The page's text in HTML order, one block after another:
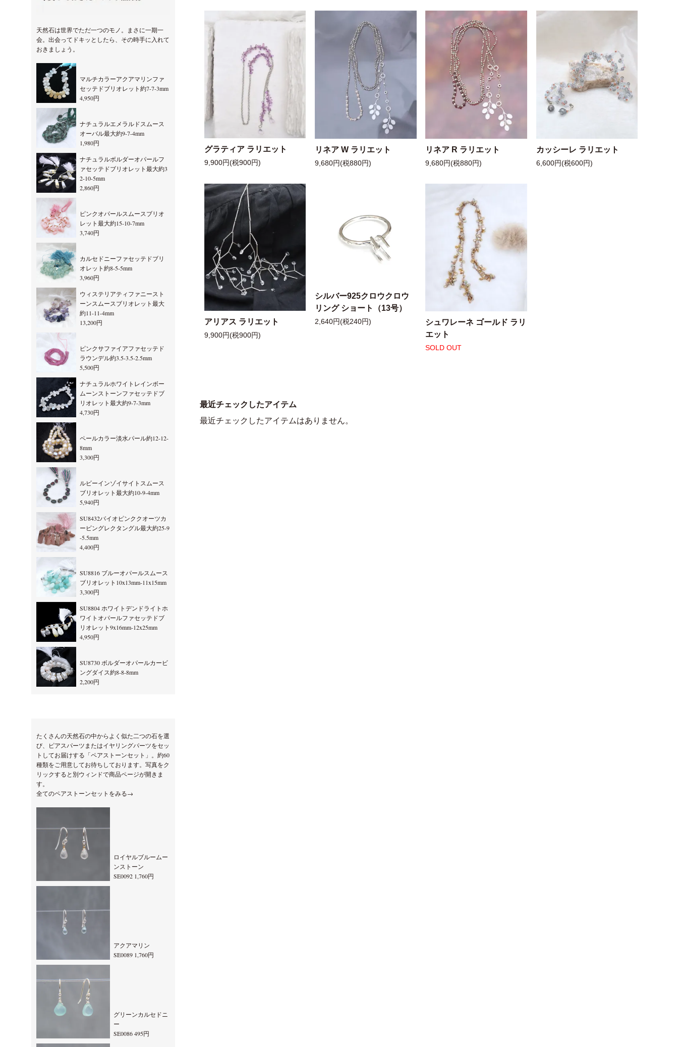
グラティア ラリエット
9,900円(税900円)
リネア W ラリエット
9,680円(税880円)
リネア R ラリエット
9,680円(税880円)
カッシーレ ラリエット
6,600円(税600円)
アリアス ラリエット
9,900円(税900円)
シルバー925クロウクロウ
リング ショート（13号）
2,640円(税240円)
シュワレーネ ゴールド ラリ
エット
SOLD OUT
最近チェックしたアイテム
最近チェックしたアイテムはありません。
天然石は世界でただ一つのモノ。まさに一期一
会。出会ってドキッとしたら、その時手に入れて
おきましょう。
マルチカラーアクアマリンファ
セッテドブリオレット約7-7-3mm
4,950円
ナチュラルエメラルドスムース
オーバル最大約9-7-4mm
1,980円
ナチュラルボルダーオパールフ
ァセッテドブリオレット最大約3
2-10-5mm
2,860円
ピンクオパールスムースブリオ
レット最大約15-10-7mm
3,740円
カルセドニーファセッテドブリ
オレット約8-5-5mm
3,960円
ウィステリアティファニースト
ーンスムースブリオレット最大
約11-11-4mm
13,200円
ピンクサファイアファセッテド
ラウンデル約3.5-3.5-2.5mm
5,500円
ナチュラルホワイトレインボー
ムーンストーンファセッテドブ
リオレット最大約9-7-3mm
4,730円
ペールカラー淡水パール約12-12-
8mm
3,300円
ルビーインゾイサイトスムース
ブリオレット最大約10-9-4mm
5,940円
SU8432バイオピンククオーツカ
ービングレクタングル最大約25-9
-5.5mm
4,400円
SU8816 ブルーオパールスムース
ブリオレット10x13mm-11x15mm
3,300円
SU8804 ホワイトデンドライトホ
ワイトオパールファセッテドブ
リオレット9x16mm-12x25mm
4,950円
SU8730 ボルダーオパールカービ
ングダイス約8-8-8mm
2,200円
たくさんの天然石の中からよく似た二つの石を選
び、ピアスパーツまたはイヤリングパーツをセッ
トしてお届けする「ペアストーンセット」。約60
種類をご用意してお待ちしております。写真をク
リックすると別ウィンドで商品ページが開きま
す。
全てのペアストーンセットをみる→
ロイヤルブルームー
ンストーン
SE0092 1,760円
アクアマリン
SE0089 1,760円
グリーンカルセドニ
ー
SE0086 495円